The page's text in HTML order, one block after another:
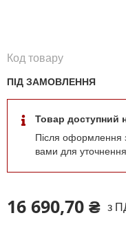
16 690,70 ₴ з
ПІД ЗАМОВЛЕННЯ
Товар доступний
Після оформлення
вами для
Код товару